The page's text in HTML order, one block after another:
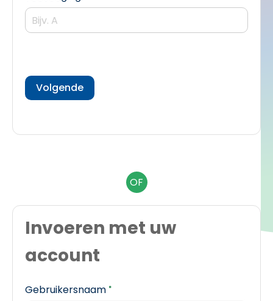
Volgende
OF
Invoeren met uw
account
Gebruikersnaam *